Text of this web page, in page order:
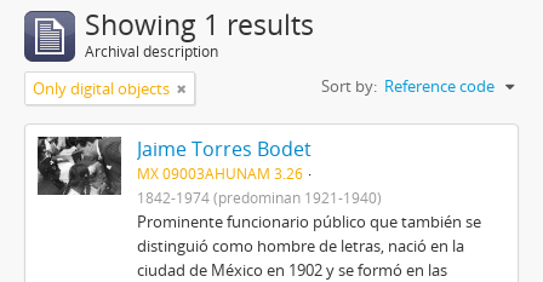
Showing 1 results
Archival description
Only digital objects Sort by: Reference code
Jaime Torres Bodet
MX 09003AHUNAM 3.26
1842-1974 (predominan 1921-1940)
Prominente funcionario público que también se
distinguió como hombre de letras, nació en la
ciudad de México en 1902 y se formó en las